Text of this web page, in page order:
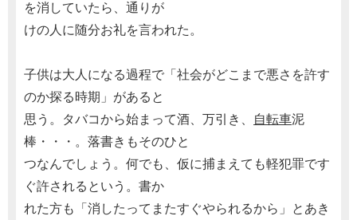
を消していたら、通りが
けの人に随分お礼を言われた。
子供は大人になる過程で「社会がどこまで悪さを許す
のか探る時期」があると
思う。タバコから始まって酒、万引き、 自転車泥
棒・・・。落書きもそのひと
つなんでしょう。何でも、仮に捕まえても軽犯罪です
ぐ許されるという。書か
れた方も「消したってまたすぐやられるから」とあき